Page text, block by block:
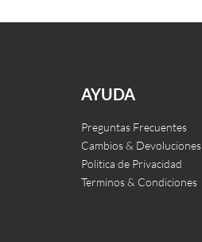
AYUDA
Preguntas Frecuentes
Cambios & Devoluciones
Politica de Privacidad
Terminos & Condiciones